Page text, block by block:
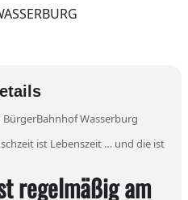
Wasserburg
ist Lebenszeit … und die ist
regelmäßig am